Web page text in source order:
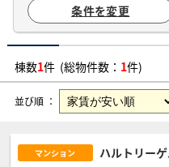
条件を変更
棟数1件 (総物件数： 1件)
並び順 ：
マンション ハルトリー